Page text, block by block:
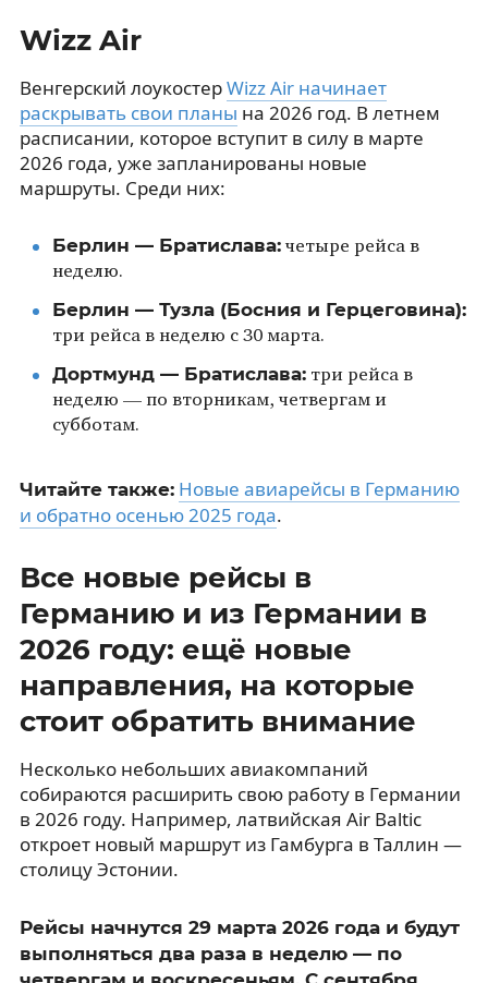
Wizz Air
Венгерский лоукостерWizz Air начинает
раскрывать свои планы на 2026 год. В летнем
расписании, которое вступит в силу в марте
2026 года, уже запланированы новые
маршруты. Среди них:
Берлин — Братислава:четыре рейса в
неделю.
Берлин — Тузла (Босния и Герцеговина):
три рейса в неделю с 30 марта.
Дортмунд — Братислава:три рейса в
неделю — по вторникам, четвергам и
субботам.
Читайте также: Новые авиарейсы в Германию
и обратно осенью 2025 года.
Все новые рейсы в
Германию и из Германии в
2026 году: ещё новые
направления, на которые
стоит обратить внимание
Несколько небольших авиакомпаний
собираются расширить свою работу в Германии
в 2026 году. Например, латвийская Air Baltic
откроет новый маршрут из Гамбурга в Таллин —
столицу Эстонии.
Рейсы начнутся 29 марта 2026 года и будут
выполняться два раза в неделю — по